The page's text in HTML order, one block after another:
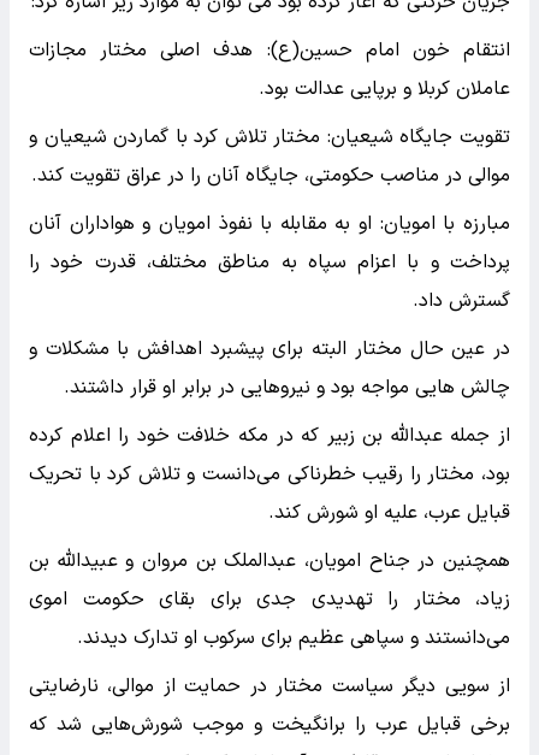
انتقام خون امام حسین(ع): هدف اصلی مختار مجازات
عاملان کربلا و برپایی عدالت بود.
تقویت جایگاه شیعیان: مختار تلاش کرد با گماردن شیعیان و
موالی در مناصب حکومتی، جایگاه آنان را در عراق تقویت کند.
مبارزه با امویان: او به مقابله با نفوذ امویان و هواداران آنان
پرداخت و با اعزام سپاه به مناطق مختلف، قدرت خود را
گسترش داد.
در عین حال مختار البته برای پیشبرد اهدافش با مشکلات و
چالش هایی مواجه بود و نیروهایی در برابر او قرار داشتند.
از جمله عبدالله بن زبیر که در مکه خلافت خود را اعلام کرده
بود، مختار را رقیب خطرناکی می‌دانست و تلاش کرد با تحریک
قبایل عرب، علیه او شورش کند.
همچنین در جناح امویان، عبدالملک بن مروان و عبیدالله بن
زیاد، مختار را تهدیدی جدی برای بقای حکومت اموی
می‌دانستند و سپاهی عظیم برای سرکوب او تدارک دیدند.
از سویی دیگر سیاست مختار در حمایت از موالی، نارضایتی
برخی قبایل عرب را برانگیخت و موجب شورش‌هایی شد که